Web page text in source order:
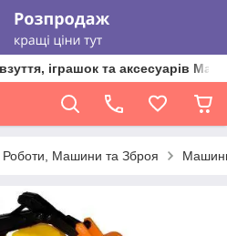
іграшок та аксесуарів
Роботи, Машини та Зброя